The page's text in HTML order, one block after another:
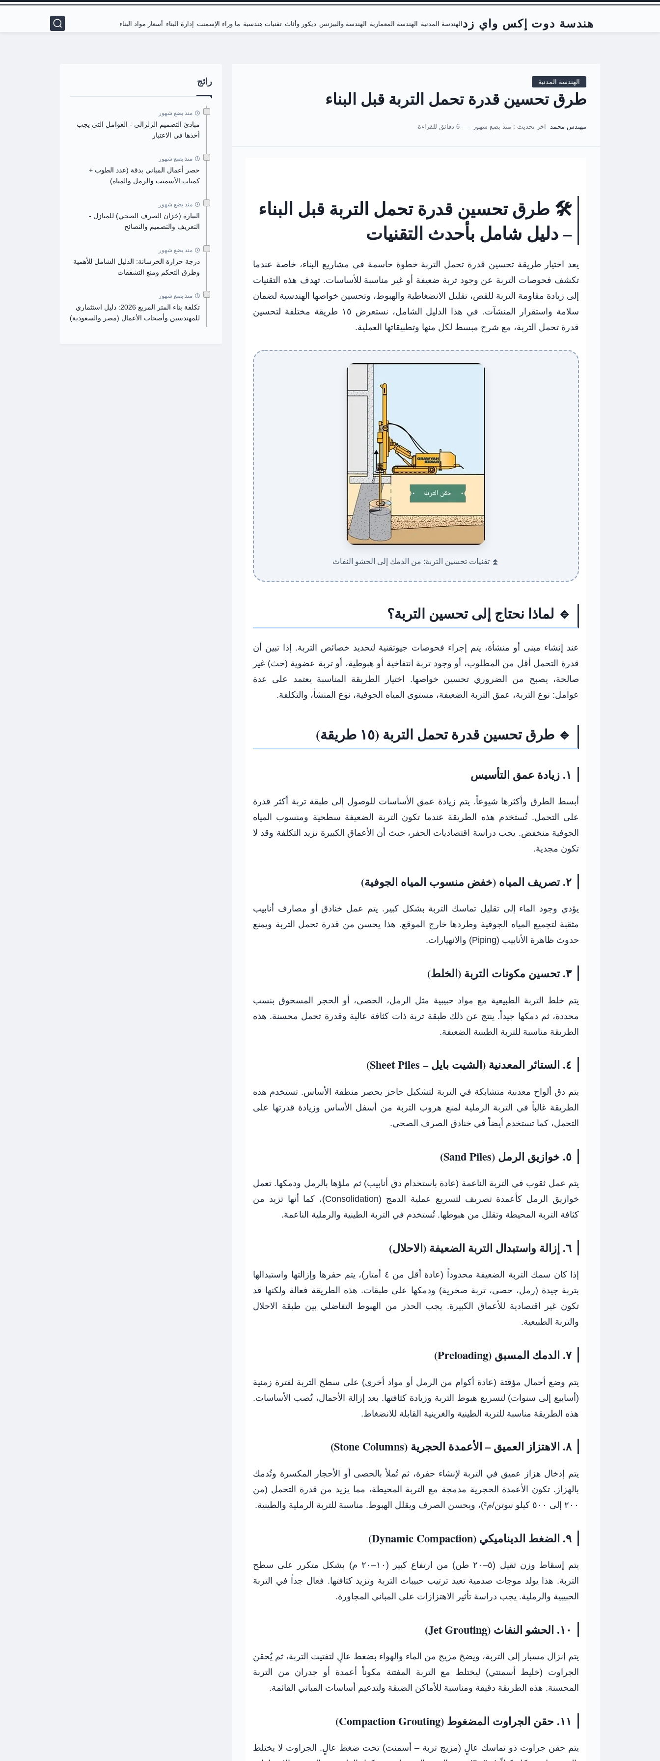
هندسة دوت إكس واي زد الهندسة المدنية الهندسة المعمارية الهندسة والبيزنس ديكور وأثاث تقنيات هندسية ما وراء الإسمنت إدارة البناء أسعار مواد البناء
الهندسة المدنية
طرق تحسين قدرة تحمل التربة قبل البناء
مهندس محمد اخر تحديث : منذ بضع شهور 6 دقائق للقراءة
🛠️ طرق تحسين قدرة تحمل التربة قبل البناء
– دليل شامل بأحدث التقنيات
يعد اختيار طريقة تحسين قدرة تحمل التربة خطوة حاسمة في مشاريع البناء، خاصة عندما
تكشف فحوصات التربة عن وجود تربة ضعيفة أو غير مناسبة للأساسات. تهدف هذه التقنيات
إلى زيادة مقاومة التربة للقص، تقليل الانضغاطية والهبوط، وتحسين خواصها الهندسية لضمان
سلامة واستقرار المنشآت. في هذا الدليل الشامل، نستعرض ١٥ طريقة مختلفة لتحسين
قدرة تحمل التربة، مع شرح مبسط لكل منها وتطبيقاتها العملية.
⏫ تقنيات تحسين التربة: من الدمك إلى الحشو النفاث
🔹 لماذا نحتاج إلى تحسين التربة؟
عند إنشاء مبنى أو منشأة، يتم إجراء فحوصات جيوتقنية لتحديد خصائص التربة. إذا تبين أن
قدرة التحمل أقل من المطلوب، أو وجود تربة انتفاخية أو هبوطية، أو تربة عضوية (خث) غير
صالحة، يصبح من الضروري تحسين خواصها. اختيار الطريقة المناسبة يعتمد على عدة
عوامل: نوع التربة، عمق التربة الضعيفة، مستوى المياه الجوفية، نوع المنشأ، والتكلفة.
🔹 طرق تحسين قدرة تحمل التربة (١٥ طريقة)
١. زيادة عمق التأسيس
أبسط الطرق وأكثرها شيوعاً. يتم زيادة عمق الأساسات للوصول إلى طبقة تربة أكثر قدرة
على التحمل. تُستخدم هذه الطريقة عندما تكون التربة الضعيفة سطحية ومنسوب المياه
الجوفية منخفض. يجب دراسة اقتصاديات الحفر، حيث أن الأعماق الكبيرة تزيد التكلفة وقد لا
تكون مجدية.
٢. تصريف المياه (خفض منسوب المياه الجوفية)
يؤدي وجود الماء إلى تقليل تماسك التربة بشكل كبير. يتم عمل خنادق أو مصارف أنابيب
مثقبة لتجميع المياه الجوفية وطردها خارج الموقع. هذا يحسن من قدرة تحمل التربة ويمنع
حدوث ظاهرة الأنابيب (Piping) والانهيارات.
٣. تحسين مكونات التربة (الخلط)
يتم خلط التربة الطبيعية مع مواد حبيبية مثل الرمل، الحصى، أو الحجر المسحوق بنسب
محددة، ثم دمكها جيداً. ينتج عن ذلك طبقة تربة ذات كثافة عالية وقدرة تحمل محسنة. هذه
الطريقة مناسبة للتربة الطينية الضعيفة.
٤. الستائر المعدنية (الشيت بايل – Sheet Piles)
يتم دق ألواح معدنية متشابكة في التربة لتشكيل حاجز يحصر منطقة الأساس. تستخدم هذه
الطريقة غالباً في التربة الرملية لمنع هروب التربة من أسفل الأساس وزيادة قدرتها على
التحمل، كما تستخدم أيضاً في خنادق الصرف الصحي.
٥. خوازيق الرمل (Sand Piles)
يتم عمل ثقوب في التربة الناعمة (عادة باستخدام دق أنابيب) ثم ملؤها بالرمل ودمكها. تعمل
خوازيق الرمل كأعمدة تصريف لتسريع عملية الدمج (Consolidation)، كما أنها تزيد من
كثافة التربة المحيطة وتقلل من هبوطها. تُستخدم في التربة الطينية والرملية الناعمة.
٦. إزالة واستبدال التربة الضعيفة (الاحلال)
إذا كان سمك التربة الضعيفة محدوداً (عادة أقل من ٤ أمتار)، يتم حفرها وإزالتها واستبدالها
بتربة جيدة (رمل، حصى، تربة صخرية) ودمكها على طبقات. هذه الطريقة فعالة ولكنها قد
تكون غير اقتصادية للأعماق الكبيرة. يجب الحذر من الهبوط التفاضلي بين طبقة الاحلال
والتربة الطبيعية.
٧. الدمك المسبق (Preloading)
يتم وضع أحمال مؤقتة (عادة أكوام من الرمل أو مواد أخرى) على سطح التربة لفترة زمنية
(أسابيع إلى سنوات) لتسريع هبوط التربة وزيادة كثافتها. بعد إزالة الأحمال، تُصب الأساسات.
هذه الطريقة مناسبة للتربة الطينية والغرينية القابلة للانضغاط.
٨. الاهتزاز العميق – الأعمدة الحجرية (Stone Columns)
يتم إدخال هزاز عميق في التربة لإنشاء حفرة، ثم تُملأ بالحصى أو الأحجار المكسرة وتُدمك
بالهزاز. تكون الأعمدة الحجرية مدمجة مع التربة المحيطة، مما يزيد من قدرة التحمل (من
٢٠٠ إلى ٥٠٠ كيلو نيوتن/م²)، ويحسن الصرف ويقلل الهبوط. مناسبة للتربة الرملية والطينية.
٩. الضغط الديناميكي (Dynamic Compaction)
يتم إسقاط وزن ثقيل (٥–٢٠ طن) من ارتفاع كبير (١٠–٢٠ م) بشكل متكرر على سطح
التربة. هذا يولد موجات صدمية تعيد ترتيب حبيبات التربة وتزيد كثافتها. فعال جداً في التربة
الحبيبية والرملية. يجب دراسة تأثير الاهتزازات على المباني المجاورة.
١٠. الحشو النفاث (Jet Grouting)
يتم إنزال مسبار إلى التربة، ويضخ مزيج من الماء والهواء بضغط عالٍ لتفتيت التربة، ثم يُحقن
الجراوت (خليط أسمنتي) ليختلط مع التربة المفتتة مكوناً أعمدة أو جدران من التربة
المحسنة. هذه الطريقة دقيقة ومناسبة للأماكن الضيقة ولتدعيم أساسات المباني القائمة.
١١. حقن الجراوت المضغوط (Compaction Grouting)
يتم حقن جراوت ذو تماسك عالٍ (مزيج تربة – أسمنت) تحت ضغط عالٍ. الجراوت لا يختلط
رائج
منذ بضع شهور
مبادئ التصميم الزلزالي - العوامل التي يجب
أخذها في الاعتبار
منذ بضع شهور
حصر أعمال المباني بدقة (عدد الطوب +
كميات الأسمنت والرمل والمياه)
منذ بضع شهور
البيارة (خزان الصرف الصحي) للمنازل -
التعريف والتصميم والنصائح
منذ بضع شهور
درجة حرارة الخرسانة: الدليل الشامل للأهمية
وطرق التحكم ومنع التشققات
منذ بضع شهور
تكلفة بناء المتر المربع 2026: دليل استثماري
للمهندسين وأصحاب الأعمال (مصر والسعودية)